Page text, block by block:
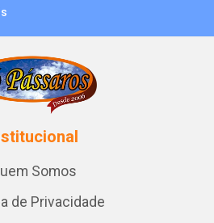
Somos
de Privacidade